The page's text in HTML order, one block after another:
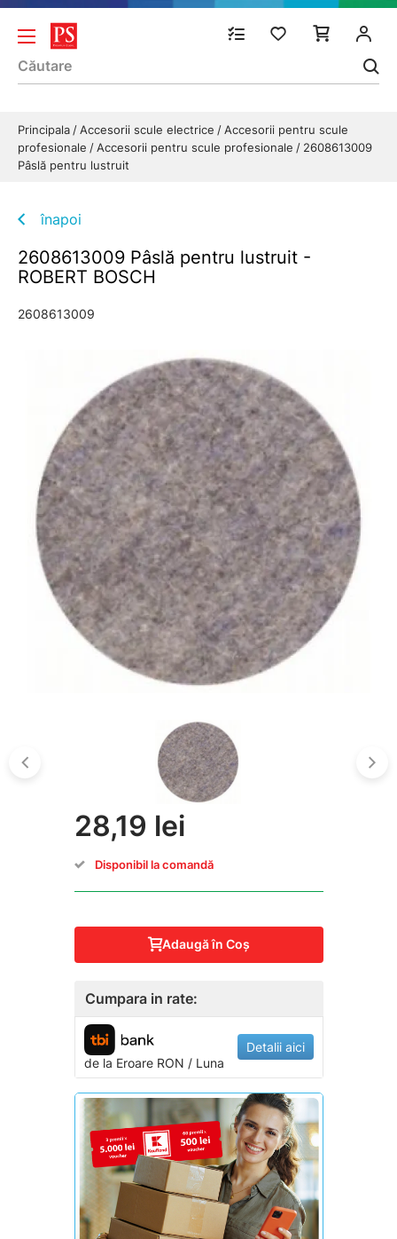
Principala Accesorii scule electrice
Accesorii pentru scule
profesionale
Accesorii pentru scule profesionale
2608613009
Pâslă pentru lustruit
înapoi
2608613009 Pâslă pentru lustruit -
ROBERT BOSCH
2608613009
28,19 lei
Disponibil la comandă
Adaugă în Coş
Cumpara in rate:
de la EroareRON / Luna
Detalii aici